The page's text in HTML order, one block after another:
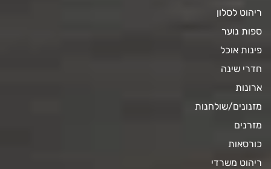
ריהוט לסלון
ספות נוער
פינות אוכל
חדרי שינה
ארונות
מזנונים/שולחנות
מזרנים
כורסאות
ריהוט משרדי